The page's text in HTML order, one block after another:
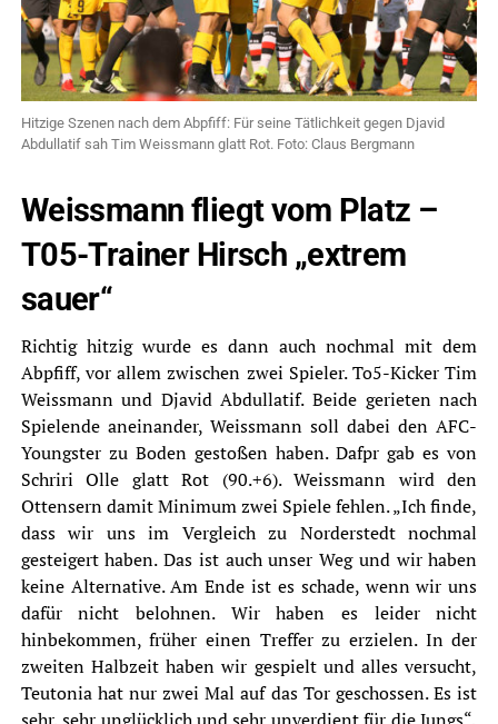
Hitzige Szenen nach dem Abpfiff: Für seine Tätlichkeit gegen Djavid
Abdullatif sah Tim Weissmann glatt Rot. Foto: Claus Bergmann
Weissmann fliegt vom Platz –
T05-Trainer Hirsch „extrem
sauer“
Richtig hitzig wurde es dann auch nochmal mit dem
Abpfiff, vor allem zwischen zwei Spieler. To5-Kicker Tim
Weissmann und Djavid Abdullatif. Beide gerieten nach
Spielende aneinander, Weissmann soll dabei den AFC-
Youngster zu Boden gestoßen haben. Dafpr gab es von
Schriri Olle glatt Rot (90.+6). Weissmann wird den
Ottensern damit Minimum zwei Spiele fehlen. „Ich finde,
dass wir uns im Vergleich zu Norderstedt nochmal
gesteigert haben. Das ist auch unser Weg und wir haben
keine Alternative. Am Ende ist es schade, wenn wir uns
dafür nicht belohnen. Wir haben es leider nicht
hinbekommen, früher einen Treffer zu erzielen. In der
zweiten Halbzeit haben wir gespielt und alles versucht,
Teutonia hat nur zwei Mal auf das Tor geschossen. Es ist
sehr, sehr unglücklich und sehr unverdient für die Jungs“,